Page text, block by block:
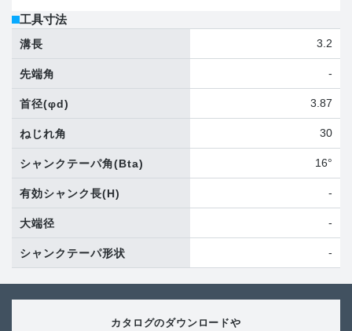
工具寸法
溝長 3.2
先端角 -
首径(φd) 3.87
ねじれ角 30
シャンクテーパ角(Bta) 16°
有効シャンク長(H) -
大端径 -
シャンクテーパ形状 -
カタログのダウンロードや